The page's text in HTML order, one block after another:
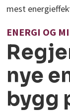
mest
ENERGI OG
nye
bygg